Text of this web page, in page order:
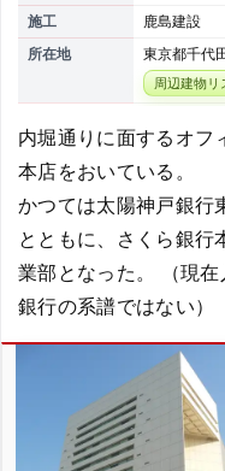
施工
鹿島建設
所在地
東京都千代
周辺建物リ
内堀通りに面するオフ
本店をおいている。
かつては太陽神戸銀行
とともに、さくら銀行
業部となった。 （現
銀行の系譜ではない）